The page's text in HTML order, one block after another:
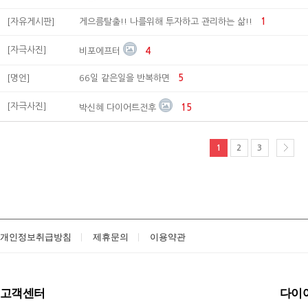
[자유게시판] 게으름탈출!! 나를위해 투자하고 관리하는 삶!! 1
[자극사진] 비포에프터 4
[명언] 66일 같은일을 반복하면 5
[자극사진] 박신혜 다이어트전후 15
1 2 3
개인정보취급방침 제휴문의 이용약관
고객센터 다이